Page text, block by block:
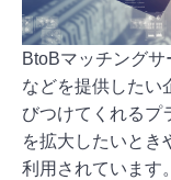
BtoBマッチング
などを提供したい
びつけてくれるプ
を拡大したいとき
利用されています